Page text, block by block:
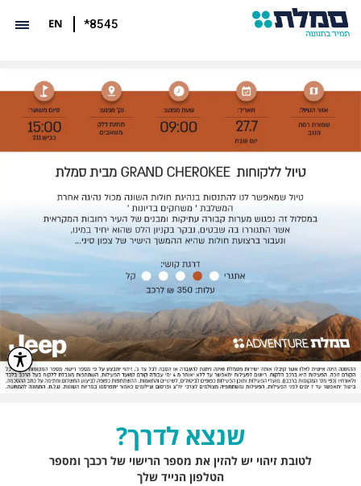
*8545
EN
שנצא לדרך?
לטובת זיהוי יש להזין את מספר הרישוי של רכבך ומספר
הטלפון הנייד שלך